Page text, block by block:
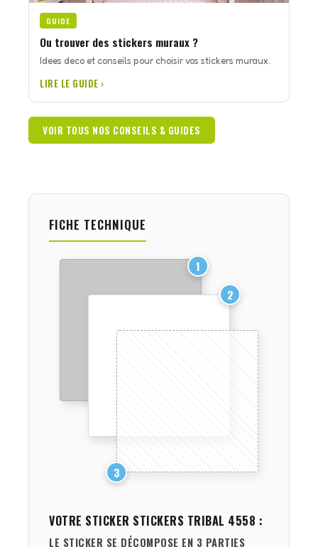
GUIDE
Ou trouver des stickers muraux ?
Idees deco et conseils pour choisir vos stickers muraux.
LIRE LE GUIDE ›
VOIR TOUS NOS CONSEILS & GUIDES
FICHE TECHNIQUE
1
2
3
VOTRE STICKER STICKERS TRIBAL 4558 :
LE STICKER SE DÉCOMPOSE EN 3 PARTIES